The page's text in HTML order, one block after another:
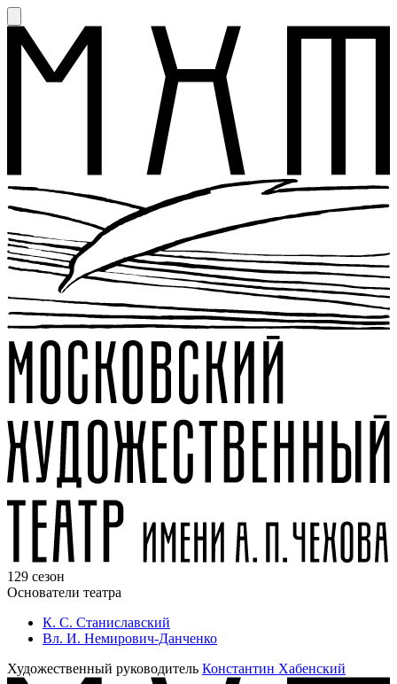
129 сезон
Основатели театра
К. С. Станиславский
Вл. И. Немирович-Данченко
Художественный руководитель Константин Хабенский